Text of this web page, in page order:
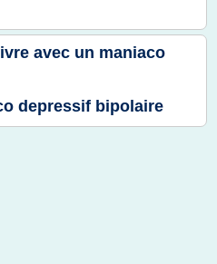
avec un maniaco
depressif bipolaire